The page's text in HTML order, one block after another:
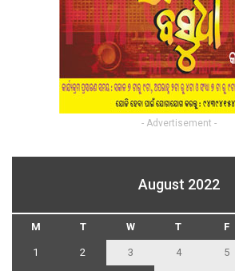
- Advertisement -
August 2022
M T W T F
1 2 3 4 5